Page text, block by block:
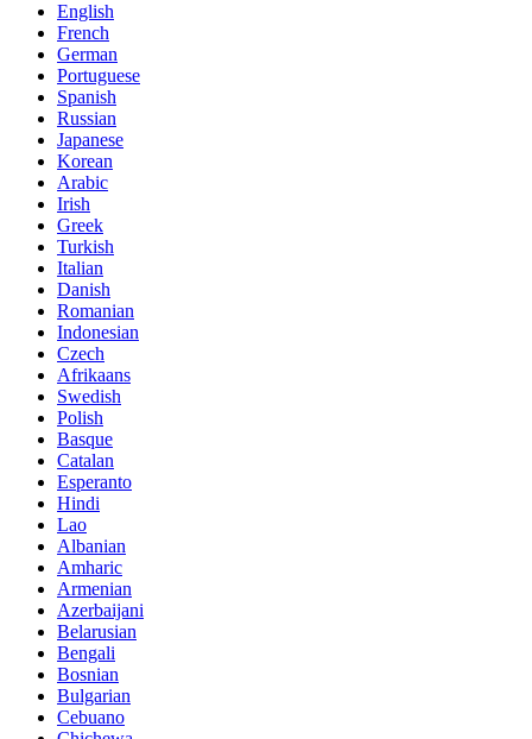
English
French
German
Portuguese
Spanish
Russian
Japanese
Korean
Arabic
Irish
Greek
Turkish
Italian
Danish
Romanian
Indonesian
Czech
Afrikaans
Swedish
Polish
Basque
Catalan
Esperanto
Hindi
Lao
Albanian
Amharic
Armenian
Azerbaijani
Belarusian
Bengali
Bosnian
Bulgarian
Cebuano